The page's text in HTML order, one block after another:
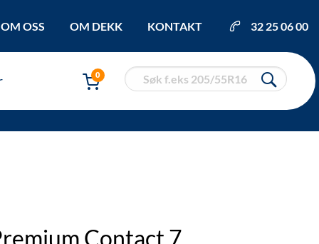
OM OSS OM DEKK KONTAKT 32 25 06 00
0
Contact 7